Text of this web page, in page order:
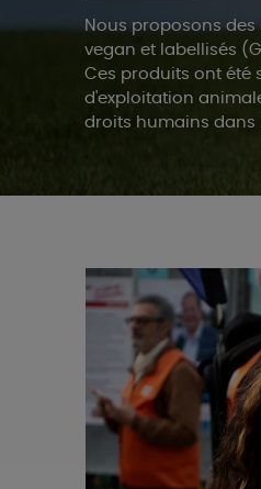
Nous proposons
vegan et labellisés
Ces produits ont été
d'exploitation
droits humains dans